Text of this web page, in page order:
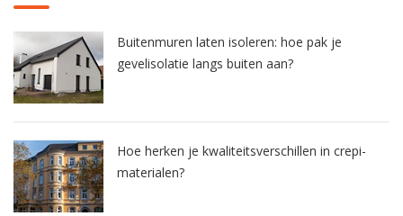
Buitenmuren laten isoleren: hoe pak je
gevelisolatie langs buiten aan?
Hoe herken je kwaliteitsverschillen in crepi-
materialen?